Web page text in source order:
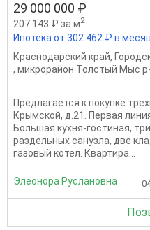
29 000 000 ₽
207 143 ₽ за м2
Ипотека от 302 462 ₽ в
Краснодарский край,
, микрорайон Толстый Мыс
Предлагается к покупке
Крымской, д.21. Первая
Большая кухня‑гостиная,
раздельных санузла, две
газовый котел. Квартира...
Элеонора Руслановна